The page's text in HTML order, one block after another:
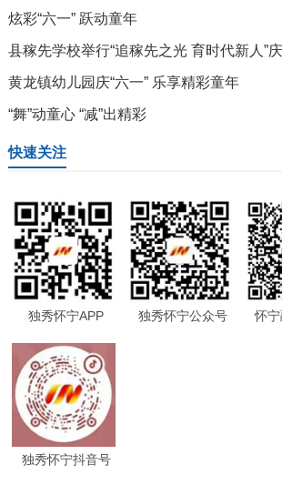
炫彩“六一” 跃动童年
县稼先学校举行“追稼先之光 育时代新人”
黄龙镇幼儿园庆“六一” 乐享精彩童年
“舞”动童心 “减”出精彩
快速关注
独秀怀宁APP 独秀怀宁公众号 怀
独秀怀宁抖音号